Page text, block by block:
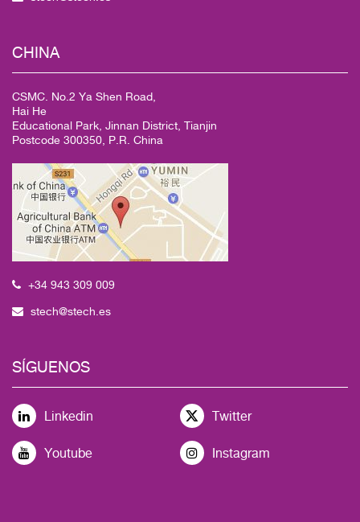
CHINA
CSMC. No.2 Ya Shen Road,
Hai He
Educational Park, Jinnan District, Tianjin
Postcode 300350, P.R. China
+34 943 309 009
stech@stech.es
SÍGUENOS
Linkedin Twitter
Youtube Instagram